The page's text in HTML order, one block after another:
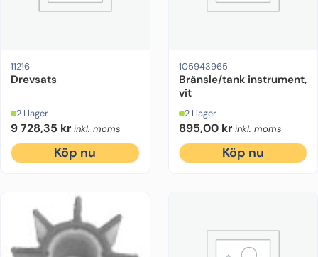
11216
Drevsats
2 I lager
9 728,35 kr inkl. moms
Köp nu
105943965
Bränsle/tank instrument,
vit
2 I lager
895,00 kr inkl. moms
Köp nu